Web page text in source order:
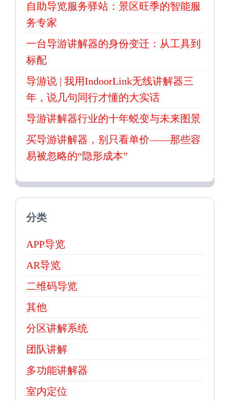
自助导览服务驿站：景区旺季的智能服
务专家
一台导游讲解器的身份变迁：从工具到
标配
导游说 | 我用IndoorLink无线讲解器三
年，说几句同行才懂的大实话
导游讲解器行业的十年蜕变与未来图景
买导游讲解器，别只看单价——那些容
易被忽略的“隐形成本”
分类
APP导览
AR导览
二维码导览
其他
分区讲解系统
团队讲解
多功能讲解器
室内定位